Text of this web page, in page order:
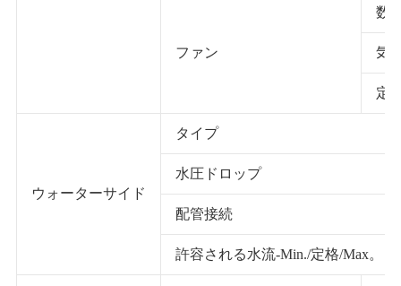
ファン
数
気
定
ウォーターサイド
タイプ
水圧ドロップ
配管接続
許容される水流-Min./定格/Max。